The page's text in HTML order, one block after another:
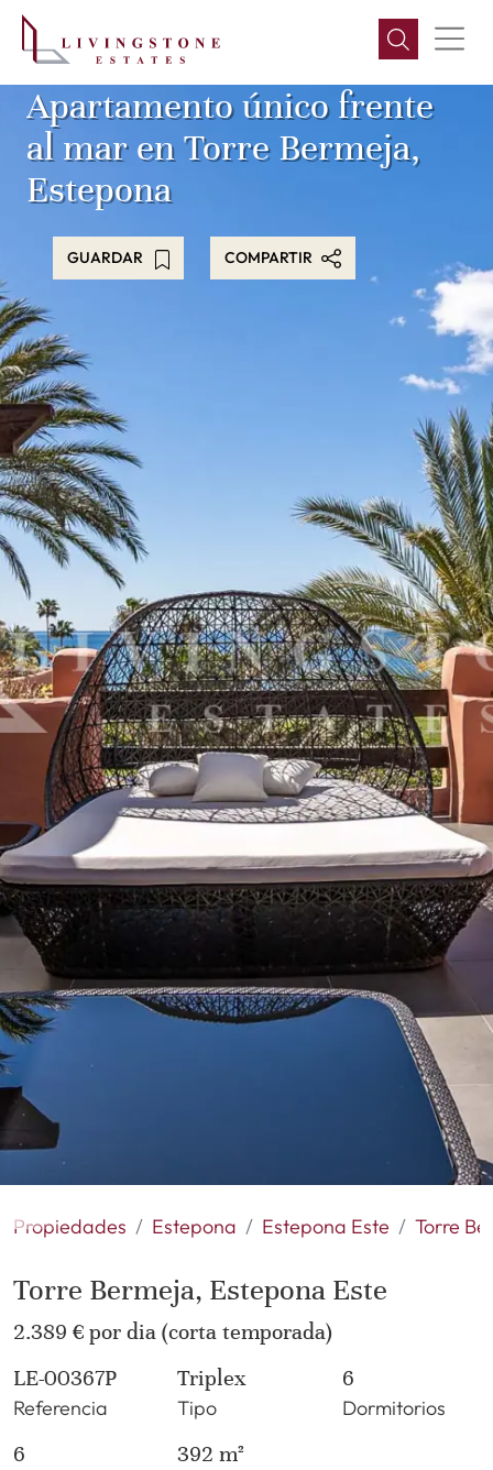
Apartamento único frente
al mar en Torre Bermeja,
Estepona
GUARDAR COMPARTIR
Propiedades Estepona Estepona Este Torre
Torre Bermeja, Estepona Este
2.389 € por dia (corta temporada)
LE-00367P
Referencia
Triplex
Tipo
6
Dormitorios
6 392 m²